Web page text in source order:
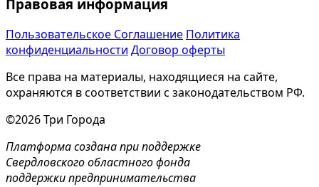
Правовая информация
Пользовательское Соглашение Политика
конфиденциальности Договор оферты
Все права на материалы, находящиеся на сайте,
охраняются в соответствии с законодательством РФ.
©2026 Три Города
Платформа создана при поддержке
Свердловского областного фонда
поддержки предпринимательства